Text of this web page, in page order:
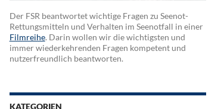
Der FSR beantwortet wichtige Fragen zu Seenot-
Rettungsmitteln und Verhalten im Seenotfall in einer
Filmreihe. Darin wollen wir die wichtigsten und
immer wiederkehrenden Fragen kompetent und
nutzerfreundlich beantworten.
KATEGORIEN